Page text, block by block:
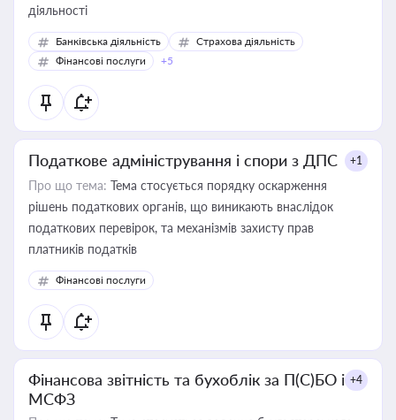
діяльності
Банківська діяльність
Страхова діяльність
Фінансові послуги
+5
Податкове адміністрування і спори з ДПС +1
Про що тема: Тема стосується порядку оскарження
рішень податкових органів, що виникають внаслідок
податкових перевірок, та механізмів захисту прав
платників податків
Фінансові послуги
Фінансова звітність та бухоблік за П(С)БО і
МСФЗ
+4